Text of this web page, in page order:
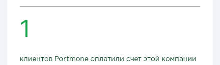
1
клиентов Portmone оплатили счет этой компании